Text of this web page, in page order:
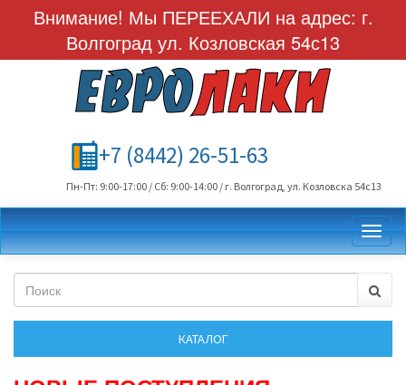
Внимание! Мы ПЕРЕЕХАЛИ на адрес: г.
Волгоград ул. Козловская 54с13
+7 (8442) 26-51-63
Пн-Пт: 9:00-17:00 / Сб: 9:00-14:00 / г. Волгоград, ул. Козловска 54с13